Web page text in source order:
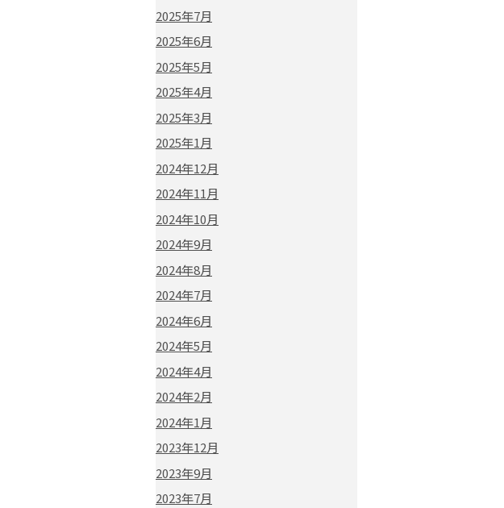
2025年7月
2025年6月
2025年5月
2025年4月
2025年3月
2025年1月
2024年12月
2024年11月
2024年10月
2024年9月
2024年8月
2024年7月
2024年6月
2024年5月
2024年4月
2024年2月
2024年1月
2023年12月
2023年9月
2023年7月